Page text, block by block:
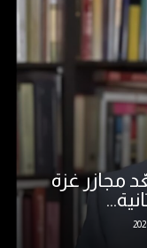
مجازر غزة